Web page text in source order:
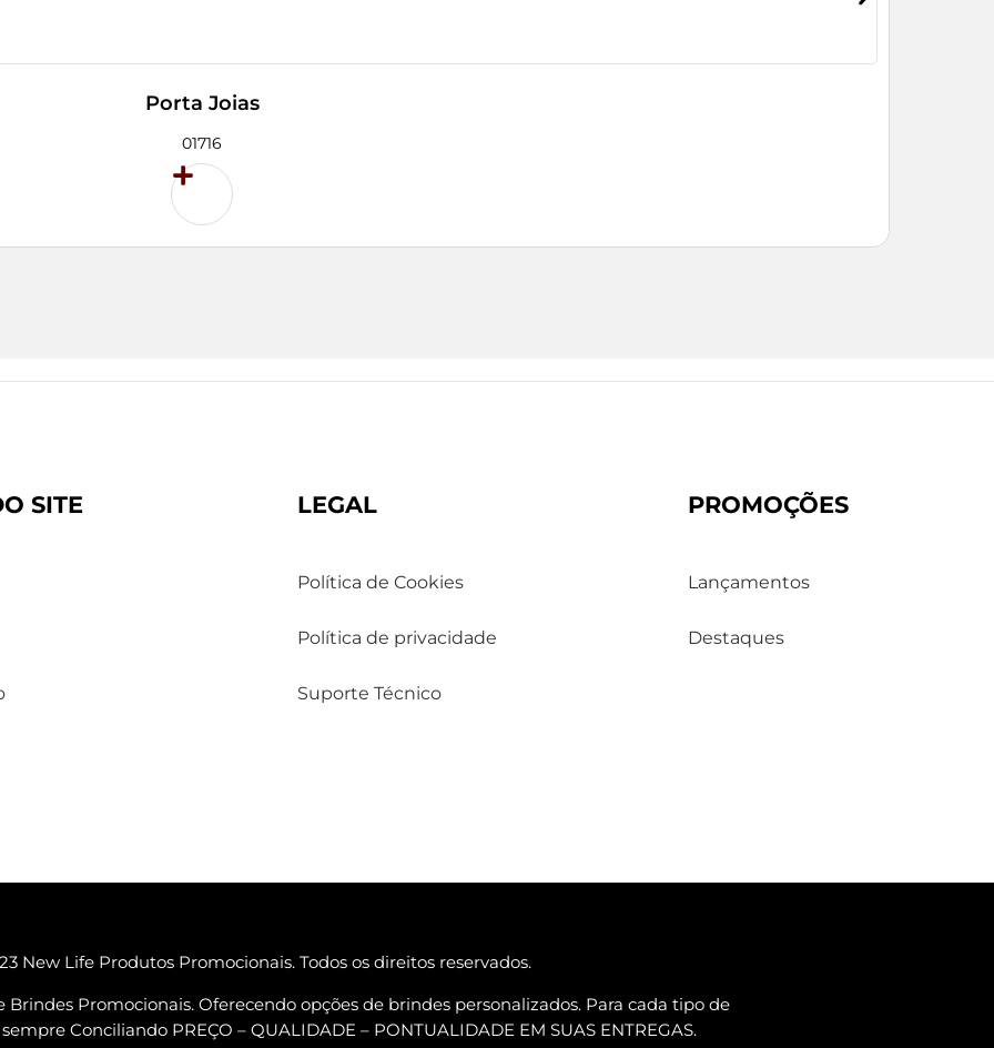
Porta Joias
01716
SITE LEGAL
Política de Cookies
Política de privacidade
Suporte Técnico
PROMOÇÕES
Lançamentos
Destaques
New Life Produtos Promocionais. Todos os direitos reservados.
Promocionais. Oferecendo opções de brindes personalizados. Para cada tipo de
Conciliando PREÇO – QUALIDADE – PONTUALIDADE EM SUAS ENTREGAS.